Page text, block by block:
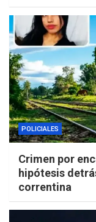
POLICIALES
Crimen por
hipótesis
correntina